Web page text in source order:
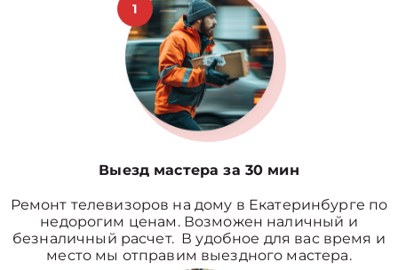
1
Выезд мастера за 30 мин
Ремонт телевизоров на дому в Екатеринбурге по
недорогим ценам. Возможен наличный и
безналичный расчет. В удобное для вас время и
место мы отправим выездного мастера.